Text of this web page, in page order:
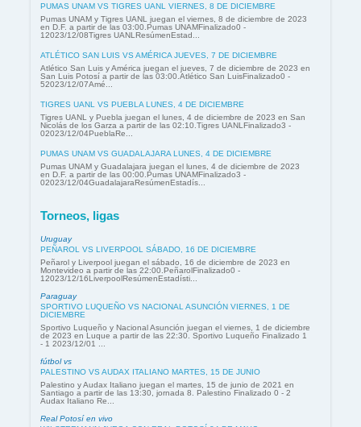
PUMAS UNAM VS TIGRES UANL VIERNES, 8 DE DICIEMBRE
Pumas UNAM y Tigres UANL juegan el viernes, 8 de diciembre de 2023
en D.F. a partir de las 03:00.Pumas UNAMFinalizado0 -
12023/12/08Tigres UANLResúmenEstad...
ATLÉTICO SAN LUIS VS AMÉRICA JUEVES, 7 DE DICIEMBRE
Atlético San Luis y América juegan el jueves, 7 de diciembre de 2023 en
San Luis Potosí a partir de las 03:00.Atlético San LuisFinalizado0 -
52023/12/07Amé...
TIGRES UANL VS PUEBLA LUNES, 4 DE DICIEMBRE
Tigres UANL y Puebla juegan el lunes, 4 de diciembre de 2023 en San
Nicolás de los Garza a partir de las 02:10.Tigres UANLFinalizado3 -
02023/12/04PueblaRe...
PUMAS UNAM VS GUADALAJARA LUNES, 4 DE DICIEMBRE
Pumas UNAM y Guadalajara juegan el lunes, 4 de diciembre de 2023
en D.F. a partir de las 00:00.Pumas UNAMFinalizado3 -
02023/12/04GuadalajaraResúmenEstadís...
Torneos, ligas
Uruguay
PEÑAROL VS LIVERPOOL SÁBADO, 16 DE DICIEMBRE
Peñarol y Liverpool juegan el sábado, 16 de diciembre de 2023 en
Montevideo a partir de las 22:00.PeñarolFinalizado0 -
12023/12/16LiverpoolResúmenEstadísti...
Paraguay
SPORTIVO LUQUEÑO VS NACIONAL ASUNCIÓN VIERNES, 1 DE
DICIEMBRE
Sportivo Luqueño y Nacional Asunción juegan el viernes, 1 de diciembre
de 2023 en Luque a partir de las 22:30. Sportivo Luqueño Finalizado 1
- 1 2023/12/01 ...
fútbol vs
PALESTINO VS AUDAX ITALIANO MARTES, 15 DE JUNIO
Palestino y Audax Italiano juegan el martes, 15 de junio de 2021 en
Santiago a partir de las 13:30, jornada 8. Palestino Finalizado 0 - 2
Audax Italiano Re...
Real Potosí en vivo